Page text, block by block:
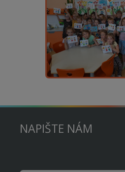
NAPIŠTE NÁM